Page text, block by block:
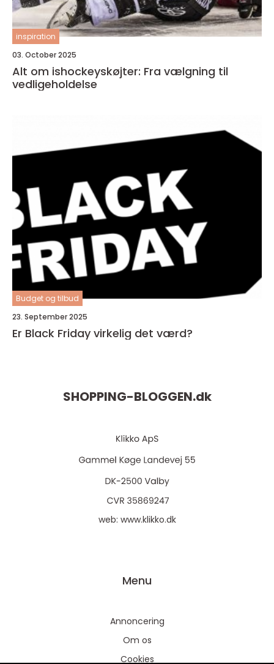
inspiration
03. October 2025
Alt om ishockeyskøjter: Fra vælgning til
vedligeholdelse
Budget og tilbud
23. September 2025
Er Black Friday virkelig det værd?
SHOPPING-BLOGGEN.dk
web: www.klikko.dk
Menu
Annoncering
Om os
Cookies